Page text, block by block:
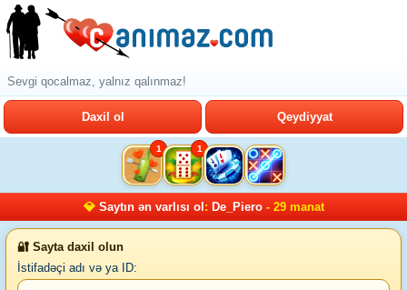
Sevgi qocalmaz, yalnız qalınmaz!
Daxil ol Qeydiyyat
1 1
💎 Saytın ən varlısı ol : De_Piero- 29 manat
🔐 Sayta daxil olun
İstifadəçi adı və ya ID: